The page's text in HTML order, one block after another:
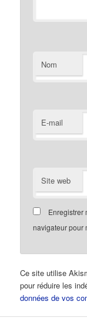
Nom
E-mail
Site web
Enregistrer
navigateur pour
Ce site utilise
pour réduire les
données de vos